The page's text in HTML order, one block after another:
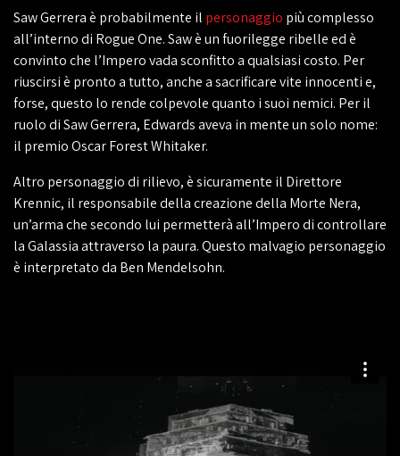
Saw Gerrera è probabilmente il personaggio più complesso
all’interno di Rogue One. Saw è un fuorilegge ribelle ed è
convinto che l’Impero vada sconfitto a qualsiasi costo. Per
riuscirsi è pronto a tutto, anche a sacrificare vite innocenti e,
forse, questo lo rende colpevole quanto i suoi nemici. Per il
ruolo di Saw Gerrera, Edwards aveva in mente un solo nome:
il premio Oscar Forest Whitaker.
Altro personaggio di rilievo, è sicuramente il Direttore
Krennic, il responsabile della creazione della Morte Nera,
un’arma che secondo lui permetterà all’Impero di controllare
la Galassia attraverso la paura. Questo malvagio personaggio
è interpretato da Ben Mendelsohn.